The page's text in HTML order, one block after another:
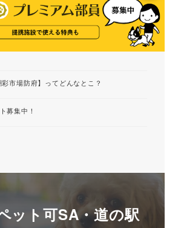
彩市場防府】ってどんなとこ？
募集中！
ト可SA・道の駅